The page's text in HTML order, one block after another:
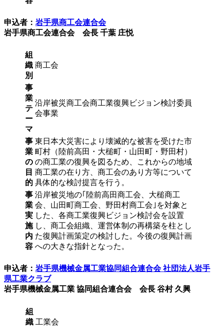
申込者： 岩手県商工会連合会
岩手県商工会連合会 会長 千葉 庄悦
組
織
別
商工会
事
業
テ
ー
マ
沿岸被災商工会商工業復興ビジョン検討委員
会事業
事
業
の
目
的
東日本大災害により壊滅的な被害を受けた市
町村（陸前高田・大槌町・山田町・野田村）
の商工業の復興を図るため、これからの地域
商工業の在り方、商工会のあり方等について
具体的な検討提言を行う。
事
業
実
施
内
容
沿岸被災地の｢陸前高田商工会、大槌商工
会、山田町商工会、野田村商工会｣を対象と
した、各商工業復興ビジョン検討会を設置
し、商工会組織、運営体制の再構築を柱とし
た復興計画策定の検討した。今後の復興計画
への大きな指針となった。
申込者： 岩手県機械金属工業協同組合連合会 社団法人岩手
県工業クラブ
岩手県機械金属工業 協同組合連合会 会長 谷村 久興
組
織 工業会